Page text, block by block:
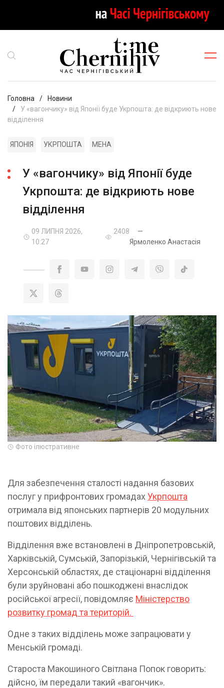
Головна
Новини
У «вагончику» від Японії буде Укрпошта: де відкриють нове
відділення
ЯПОНІЯ УКРПОШТА МЕНА
У «вагончику» від Японії буде
Укрпошта: де відкриють нове
відділення
09 ЛИПНЯ 2026,
10:27
2408
—
Ярмоленко Анастасія
Фото ілюстративне
Для забезпечення сталості надання базових
послуг у прифронтових громадах Укрпошта
отримала від японських партнерів 20 модульних
поштових відділень.
Відділення вже встановлені в Дніпропетровській,
Харківській, Сумській, Запорізькій, Чернігівській та
Херсонській областях, де стаціонарні відділення
були зруйновані або пошкоджені внаслідок
російської агресії, повідомляє Міністерство
розвитку громад та територій.
Одне з таких відділень може запрацювати у
Менській громаді.
Староста Макошиного Світлана Попок говорить:
дійсно, їм передали такий «вагончик».